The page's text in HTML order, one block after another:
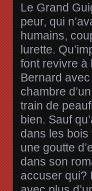
Le Grand
peur, qui
humains,
lurette.
font revivre
Bernard
chambre
train de
bien. Sauf
dans les
une goutte
dans son
accuser qui?